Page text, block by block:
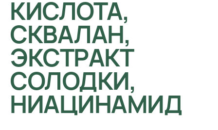
КИСЛОТА,
СКВАЛАН,
ЭКСТРАКТ
СОЛОДКИ,
НИАЦИНАМИД